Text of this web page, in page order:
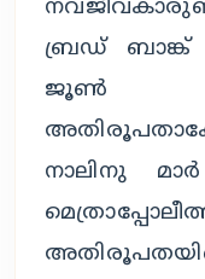
ബ്രഡ് ബാങ്ക്
ജൂൺ 2
നാലിനു